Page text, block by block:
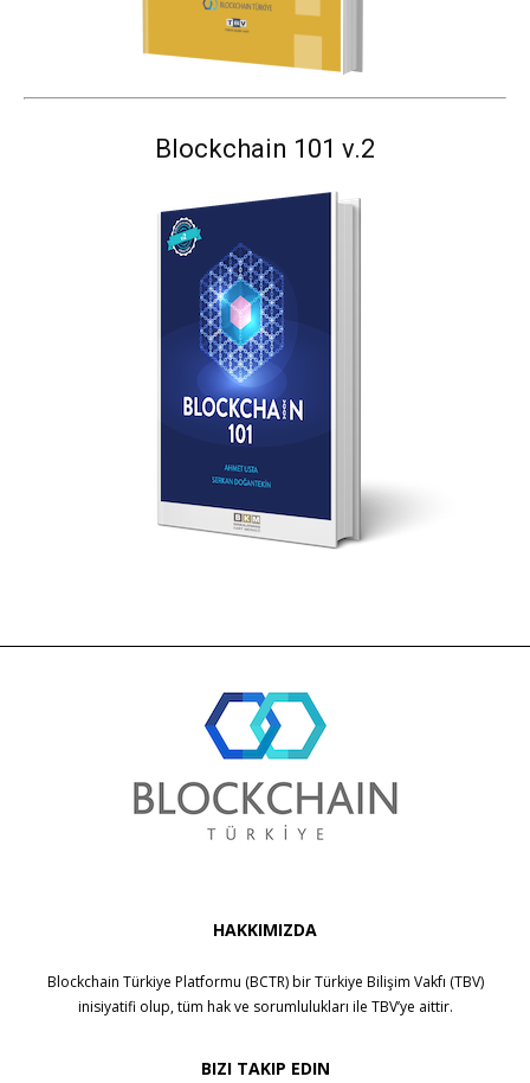
Blockchain 101 v.2
HAKKIMIZDA
Blockchain Türkiye Platformu (BCTR) birTürkiye Bilişim Vakfı (TBV)
inisiyatifi olup, tüm hak ve sorumlulukları ile TBV’ye aittir.
BIZI TAKIP EDIN